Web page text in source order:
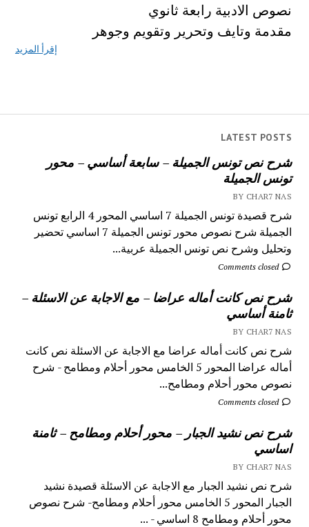
LATEST POSTS
شرح نص تونس الجميلة – سابعة أساسي – محور
تونس الجميلة
BY CHAR7 NAS
شرح قصيدة تونس الجميلة 7 اساسي المحور 4 الرابع تونس
الجميلة شرح نصوص محور تونس الجميلة 7 اساسي تحضير
وتحليل وشرح نص تونس الجميلة عربية...
Comments closed
شرح نص كانت أماله عراضا – مع الاجابة عن الاسئلة –
ثامنة أساسي
BY CHAR7 NAS
شرح نص كانت أماله عراضا مع الاجابة عن الاسئلة نص كانت
أماله عراضا المحور 5 الخامس محور أحلام ومطامح - شرح
نصوص محور أحلام ومطامح...
Comments closed
شرح نص نشيد الجبار – محور أحلام ومطامح – ثامنة
اساسي
BY CHAR7 NAS
شرح نص نشيد الجبار مع الاجابة عن الاسئلة قصيدة نشيد
الجبار المحور 5 الخامس محور أحلام ومطامح- شرح نصوص
محور أحلام ومطامح 8 اساسي - ...
نصوص الادبية رابعة ثانوي
مقدمة وتايف وتحرير وتقويم وجوهر
إقرأ المزيد